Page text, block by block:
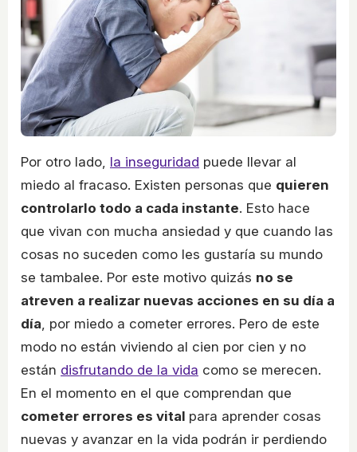
Por otro lado, la inseguridad puede llevar al
miedo al fracaso. Existen personas que quieren
controlarlo todo a cada instante. Esto hace
que vivan con mucha ansiedad y que cuando las
cosas no suceden como les gustaría su mundo
se tambalee. Por este motivo quizás no se
atreven a realizar nuevas acciones en su día a
día , por miedo a cometer errores. Pero de este
modo no están viviendo al cien por cien y no
están disfrutando de la vida como se merecen.
En el momento en el que comprendan que
cometer errores es vital para aprender cosas
nuevas y avanzar en la vida podrán ir perdiendo